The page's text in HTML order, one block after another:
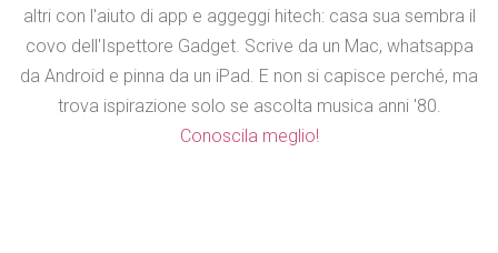
altri con l'aiuto di app e aggeggi hitech: casa sua sembra il
covo dell'Ispettore Gadget. Scrive da un Mac, whatsappa
da Android e pinna da un iPad. E non si capisce perché, ma
trova ispirazione solo se ascolta musica anni '80.
Conoscila meglio!